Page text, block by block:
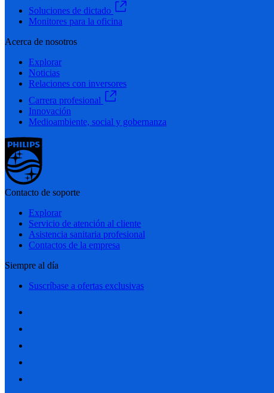
Soluciones de dictado
Monitores para la oficina
Acerca de nosotros
Explorar
Noticias
Relaciones con inversores
Carrera profesional
Innovación
Medioambiente, social y gobernanza
Contacto de soporte
Explorar
Servicio de atención al cliente
Asistencia sanitaria profesional
Contactos de la empresa
Siempre al día
Suscríbase a ofertas exclusivas